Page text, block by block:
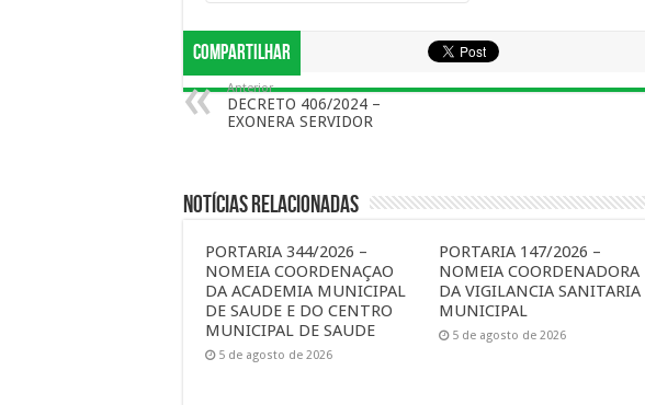
Compartilhar
Anterior
DECRETO 406/2024 –
EXONERA SERVIDOR
Notícias Relacionadas
PORTARIA 344/2026 –
NOMEIA COORDENAÇAO
DA ACADEMIA MUNICIPAL
DE SAUDE E DO CENTRO
MUNICIPAL DE SAUDE
5 de agosto de 2026
PORTARIA 147/2026 –
NOMEIA COORDENADORA
DA VIGILANCIA SANITARIA
MUNICIPAL
5 de agosto de 2026